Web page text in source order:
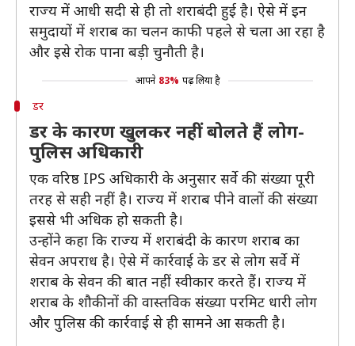
राज्य में आधी सदी से ही तो शराबंदी हुई है। ऐसे में इन
समुदायों में शराब का चलन काफी पहले से चला आ रहा है
और इसे रोक पाना बड़ी चुनौती है।
आपने 83% पढ़ लिया है
डर
डर के कारण खुलकर नहीं बोलते हैं लोग-
पुलिस अधिकारी
एक वरिष्ठ IPS अधिकारी के अनुसार सर्वे की संख्या पूरी
तरह से सही नहीं है। राज्य में शराब पीने वालों की संख्या
इससे भी अधिक हो सकती है।
उन्होंने कहा कि राज्य में शराबंदी के कारण शराब का
सेवन अपराध है। ऐसे में कार्रवाई के डर से लोग सर्वे में
शराब के सेवन की बात नहीं स्वीकार करते हैं। राज्य में
शराब के शौकीनों की वास्तविक संख्या परमिट धारी लोग
और पुलिस की कार्रवाई से ही सामने आ सकती है।